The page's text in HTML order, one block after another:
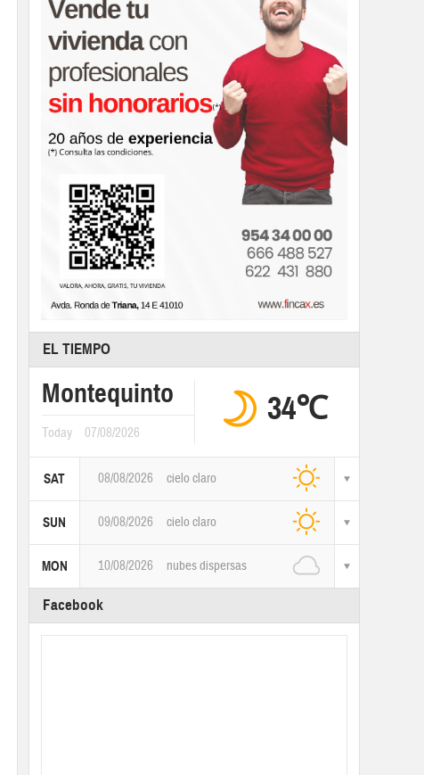
EL TIEMPO
Montequinto
Today 07/08/2026
34℃
SAT 08/08/2026 cielo claro
SUN 09/08/2026 cielo claro
MON 10/08/2026 nubes dispersas
Facebook